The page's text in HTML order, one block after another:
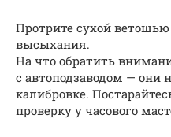
Протрите сухой ветошью
высыхания.
На что обратить
с автоподзаводом — они
калибровке.
проверку у часового